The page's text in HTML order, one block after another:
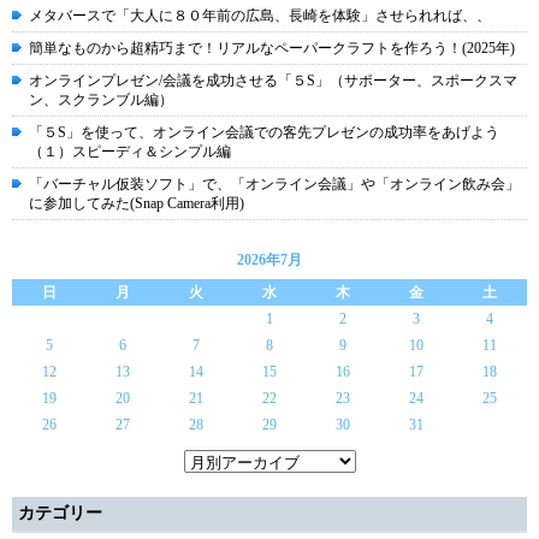
メタバースで「大人に８０年前の広島、長崎を体験」させられれば、、
簡単なものから超精巧まで！リアルなペーパークラフトを作ろう！(2025年)
オンラインプレゼン/会議を成功させる「５S」（サポーター、スポークスマ
ン、スクランブル編）
「５S」を使って、オンライン会議での客先プレゼンの成功率をあげよう
（１）スピーディ＆シンプル編
「バーチャル仮装ソフト」で、「オンライン会議」や「オンライン飲み会」
に参加してみた(Snap Camera利用)
2026年7月
日
月 火 水 木 金
土
1
2 3
4
5
6 7 8 9 10
11
12
13 14 15 16 17
18
19
20 21 22 23 24
25
26
27 28 29 30 31
カテゴリー